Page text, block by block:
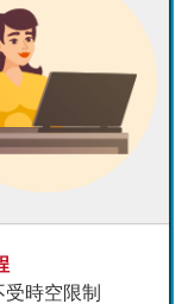
時空限制